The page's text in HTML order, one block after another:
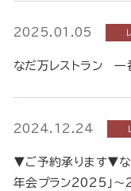
2025.01.05
なだ万レストラン 一
2024.12.24
▼ご予約承ります▼な
年会プラン2025」